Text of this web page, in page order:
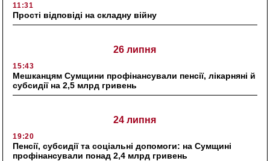
11:31
Прості відповіді на складну війну
26 липня
15:43
Мешканцям Сумщини профінансували пенсії, лікарняні й
субсидії на 2,5 млрд гривень
24 липня
19:20
Пенсії, субсидії та соціальні допомоги: на Сумщині
профінансували понад 2,4 млрд гривень